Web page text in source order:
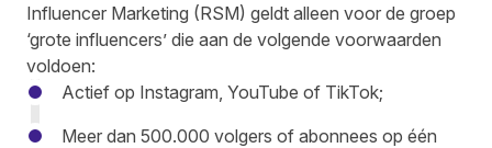
Influencer Marketing (RSM) geldt alleen voor de groep
‘grote influencers’ die aan de volgende voorwaarden
voldoen:
Actief op Instagram, YouTube of TikTok;
Meer dan 500.000 volgers of abonnees op één